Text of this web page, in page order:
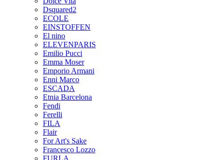
Dsquared2
ECOLE
EINSTOFFEN
El nino
ELEVENPARIS
Emilio Pucci
Emma Moser
Emporio Armani
Enni Marco
ESCADA
Etnia Barcelona
Fendi
Ferelli
FILA
Flair
For Art's Sake
Francesco Lozzo
FURLA